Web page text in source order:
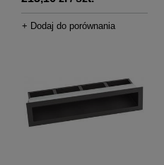
+ Dodaj do porównania